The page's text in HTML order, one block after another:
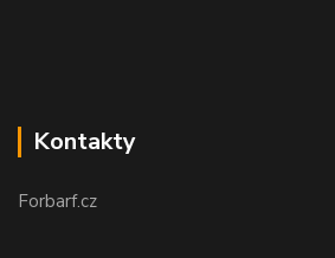
Kontakty
Forbarf.cz